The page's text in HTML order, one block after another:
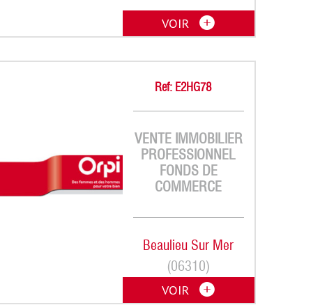
VOIR
Ref: E2HG78
VENTE IMMOBILIER
PROFESSIONNEL
FONDS DE
COMMERCE
Beaulieu Sur Mer
(06310)
VOIR